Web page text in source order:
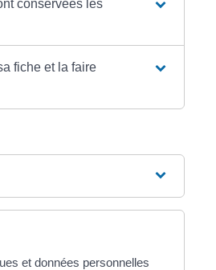
conservées les
fiche et la faire
et données personnelles